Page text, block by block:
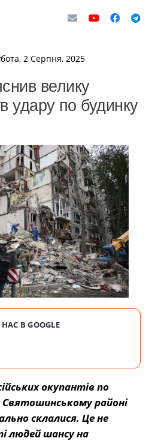
2 Серпня, 2025
велику
удару по будинку
В GOOGLE
окупантів по
Святошинському районі
склалися. Це не
людей шансу на